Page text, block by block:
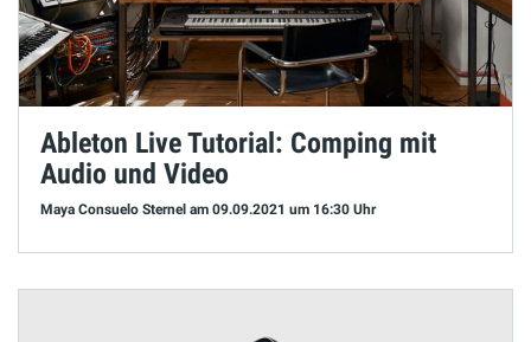
Ableton Live Tutorial: Comping mit
Audio und Video
Maya Consuelo Sternel am 09.09.2021 um 16:30 Uhr